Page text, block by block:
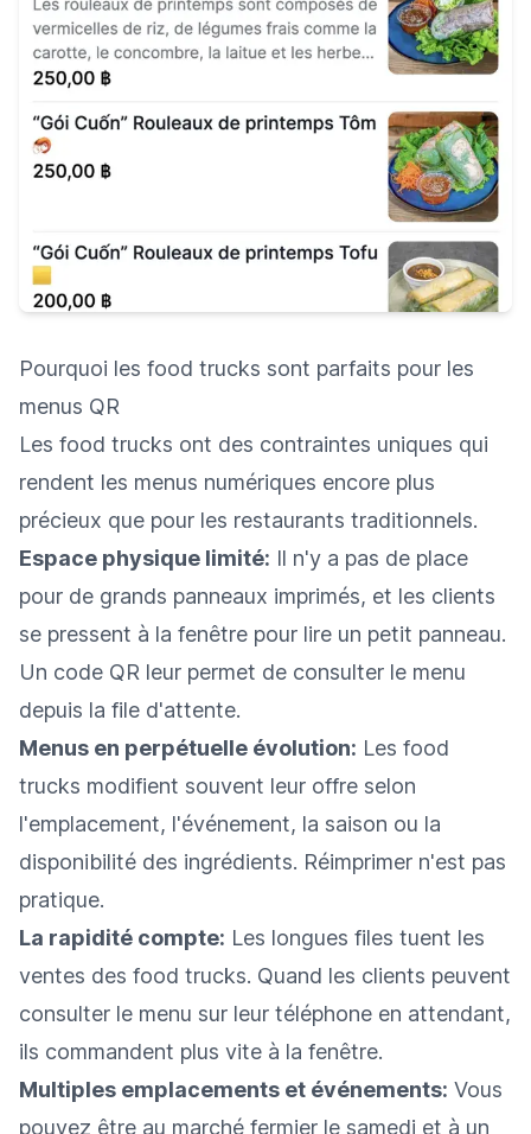
Pourquoi les food trucks sont parfaits pour les
menus QR
Les food trucks ont des contraintes uniques qui
rendent les menus numériques encore plus
précieux que pour les restaurants traditionnels.
Espace physique limité: Il n'y a pas de place
pour de grands panneaux imprimés, et les clients
se pressent à la fenêtre pour lire un petit panneau.
Un code QR leur permet de consulter le menu
depuis la file d'attente.
Menus en perpétuelle évolution: Les food
trucks modifient souvent leur offre selon
l'emplacement, l'événement, la saison ou la
disponibilité des ingrédients. Réimprimer n'est pas
pratique.
La rapidité compte: Les longues files tuent les
ventes des food trucks. Quand les clients peuvent
consulter le menu sur leur téléphone en attendant,
ils commandent plus vite à la fenêtre.
Multiples emplacements et événements: Vous
pouvez être au marché fermier le samedi et à un